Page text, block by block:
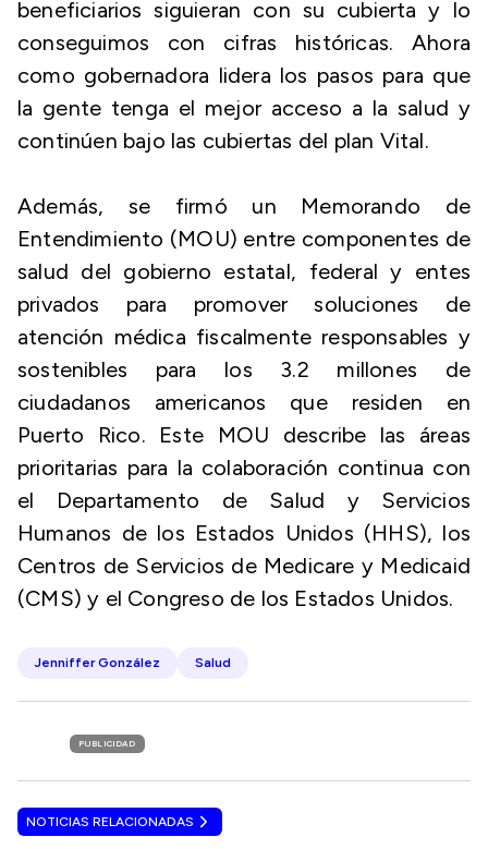
beneficiarios siguieran con su cubierta y lo
conseguimos con cifras históricas. Ahora
como gobernadora lidera los pasos para que
la gente tenga el mejor acceso a la salud y
continúen bajo las cubiertas del plan Vital.
Además, se firmó un Memorando de
Entendimiento (MOU) entre componentes de
salud del gobierno estatal, federal y entes
privados para promover soluciones de
atención médica fiscalmente responsables y
sostenibles para los 3.2 millones de
ciudadanos americanos que residen en
Puerto Rico. Este MOU describe las áreas
prioritarias para la colaboración continua con
el Departamento de Salud y Servicios
Humanos de los Estados Unidos (HHS), los
Centros de Servicios de Medicare y Medicaid
(CMS) y el Congreso de los Estados Unidos.
Jenniffer González Salud
PUBLICIDAD
NOTICIAS RELACIONADAS